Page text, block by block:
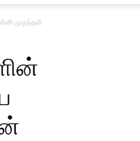
முகுந்தன்